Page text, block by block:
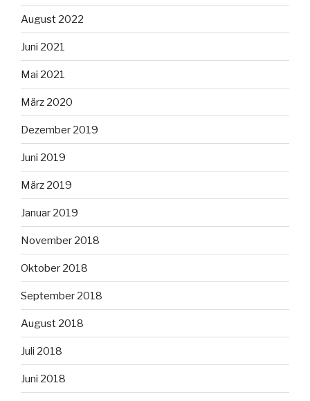
August 2022
Juni 2021
Mai 2021
März 2020
Dezember 2019
Juni 2019
März 2019
Januar 2019
November 2018
Oktober 2018
September 2018
August 2018
Juli 2018
Juni 2018